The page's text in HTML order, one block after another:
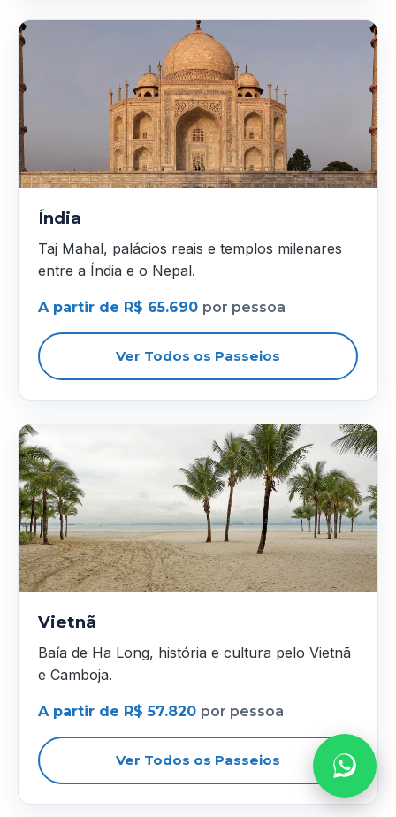
Índia
Taj Mahal, palácios reais e templos milenares
entre a Índia e o Nepal.
A partir de R$ 65.690 por pessoa
Ver Todos os Passeios
Vietnã
Baía de Ha Long, história e cultura pelo Vietnã
e Camboja.
A partir de R$ 57.820 por pessoa
Ver Todos os Passeios